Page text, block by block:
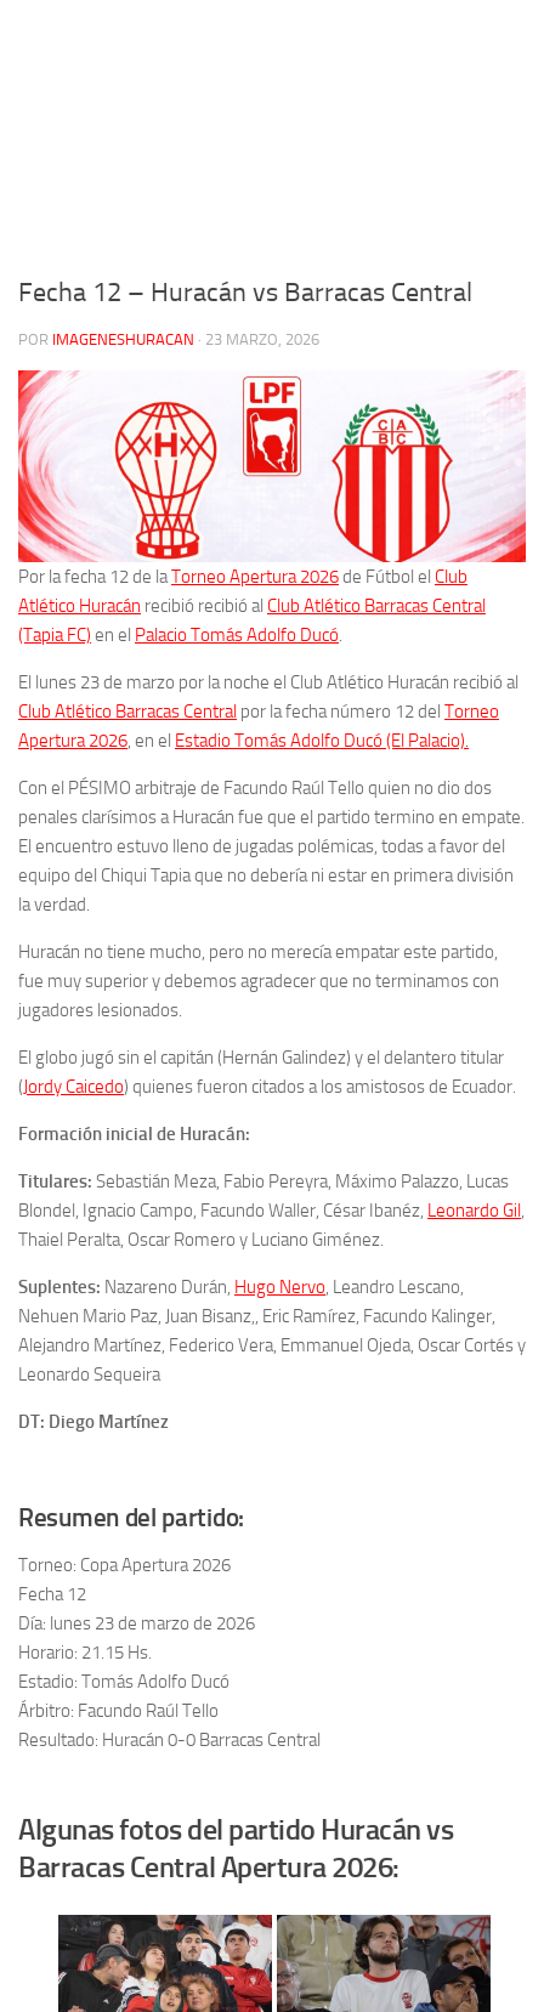
Fecha 12 – Huracán vs Barracas Central
POR IMAGENESHURACAN · 23 MARZO, 2026
Por la fecha 12 de laTorneo Apertura 2026de Fútbol el Club
Atlético Huracán recibió recibió al Club Atlético Barracas Central
(Tapia FC) en el Palacio Tomás Adolfo Ducó.
El lunes 23 de marzo por la noche el Club Atlético Huracán recibió al
Club Atlético Barracas Central por la fecha número 12 del Torneo
Apertura 2026, en el Estadio Tomás Adolfo Ducó (El Palacio).
Con el PÉSIMO arbitraje de Facundo Raúl Tello quien no dio dos
penales clarísimos a Huracán fue que el partido termino en empate.
El encuentro estuvo lleno de jugadas polémicas, todas a favor del
equipo del Chiqui Tapia que no debería ni estar en primera división
la verdad.
Huracán no tiene mucho, pero no merecía empatar este partido,
fue muy superior y debemos agradecer que no terminamos con
jugadores lesionados.
El globo jugó sin el capitán (Hernán Galindez) y el delantero titular
(Jordy Caicedo) quienes fueron citados a los amistosos de Ecuador.
Formación inicial de Huracán:
Titulares: Sebastián Meza, Fabio Pereyra, Máximo Palazzo, Lucas
Blondel, Ignacio Campo, Facundo Waller, César Ibanéz, Leonardo Gil ,
Thaiel Peralta, Oscar Romero y Luciano Giménez.
Suplentes: Nazareno Durán, Hugo Nervo, Leandro Lescano,
Nehuen Mario Paz, Juan Bisanz,, Eric Ramírez, Facundo Kalinger,
Alejandro Martínez, Federico Vera, Emmanuel Ojeda, Oscar Cortés y
Leonardo Sequeira
DT: Diego Martínez
Resumen del partido:
Torneo: Copa Apertura 2026
Fecha 12
Día: lunes 23 de marzo de 2026
Horario: 21.15 Hs.
Estadio: Tomás Adolfo Ducó
Árbitro: Facundo Raúl Tello
Resultado: Huracán 0-0 Barracas Central
Algunas fotos del partido Huracán vs
Barracas Central Apertura 2026: